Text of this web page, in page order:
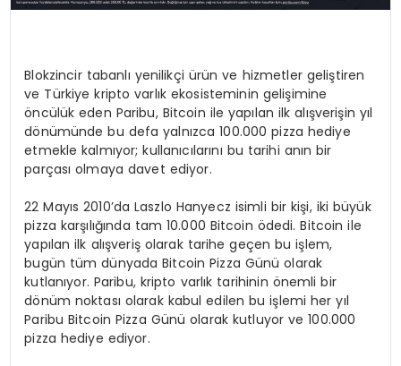
Blokzincir tabanlı yenilikçi ürün ve hizmetler geliştiren
ve Türkiye kripto varlık ekosisteminin gelişimine
öncülük eden Paribu, Bitcoin ile yapılan ilk alışverişin yıl
dönümünde bu defa yalnızca 100.000 pizza hediye
etmekle kalmıyor; kullanıcılarını bu tarihi anın bir
parçası olmaya davet ediyor.
22 Mayıs 2010’da Laszlo Hanyecz isimli bir kişi, iki büyük
pizza karşılığında tam 10.000 Bitcoin ödedi. Bitcoin ile
yapılan ilk alışveriş olarak tarihe geçen bu işlem,
bugün tüm dünyada Bitcoin Pizza Günü olarak
kutlanıyor. Paribu, kripto varlık tarihinin önemli bir
dönüm noktası olarak kabul edilen bu işlemi her yıl
Paribu Bitcoin Pizza Günü olarak kutluyor ve 100.000
pizza hediye ediyor.